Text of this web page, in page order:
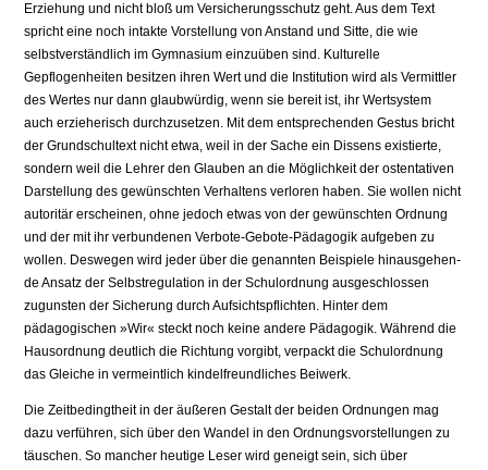
Erziehung und nicht bloß um Versicherungsschutz geht. Aus dem Text
spricht eine noch intakte Vorstellung von Anstand und Sitte, die wie
selbstverständlich im Gymnasium einzu­üben sind. Kulturelle
Gepflogenheiten besitzen ihren Wert und die Institution wird als Vermittler
des Wertes nur dann glaubwürdig, wenn sie bereit ist, ihr Wertsystem
auch erzieherisch durchzusetzen. Mit dem entsprechenden Gestus bricht
der Grund­schultext nicht etwa, weil in der Sache ein Dissens existierte,
sondern weil die Lehrer den Glauben an die Möglichkeit der ostentativen
Darstellung des gewünschten Ver­haltens verloren haben. Sie wollen nicht
autoritär erscheinen, ohne jedoch etwas von der gewünschten Ordnung
und der mit ihr verbundenen Verbote-Gebote-Pädagogik aufgeben zu
wollen. Deswegen wird jeder über die genannten Beispiele hinausgehen­
de Ansatz der Selbstregulation in der Schulordnung ausgeschlossen
zugunsten der Sicherung durch Aufsichtspflichten. Hinter dem
pädagogischen »Wir« steckt noch keine andere Pädagogik. Während die
Hausordnung deutlich die Richtung vorgibt, verpackt die Schulordnung
das Gleiche in vermeintlich kindelfreundliches Beiwerk.
Die Zeitbedingtheit in der äußeren Gestalt der beiden Ordnungen mag
dazu ver­führen, sich über den Wandel in den Ordnungsvorstellungen zu
täuschen. So mancher heutige Leser wird geneigt sein, sich über